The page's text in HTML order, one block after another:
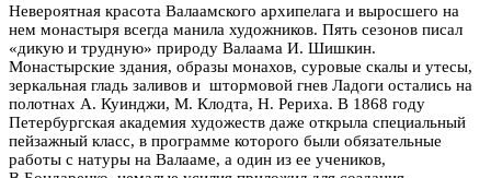
Невероятная красота Валаамского архипелага и выросшего на
нем монастыря всегда манила художников. Пять сезонов писал
«дикую и трудную» природу Валаама И. Шишкин.
Монастырские здания, образы монахов, суровые скалы и утесы,
зеркальная гладь заливов и штормовой гнев Ладоги остались на
полотнах А. Куинджи, М. Клодта, Н. Рериха. В 1868 году
Петербургская академия художеств даже открыла специальный
пейзажный класс, в программе которого были обязательные
работы с натуры на Валааме, а один из ее учеников,